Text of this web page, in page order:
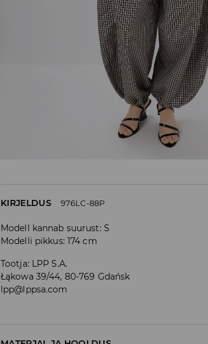
KIRJELDUS 976LC-88P
Modell kannab suurust: S
Modelli pikkus: 174 cm
Tootja: LPP S.A.
Łąkowa 39/44, 80-769 Gdańsk
lpp@lppsa.com